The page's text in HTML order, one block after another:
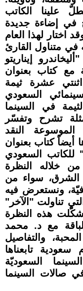
علينا الكاتب
في إضاءة جديدة
اختار لهذا العام
متناول القارئ
إيناريتو
مع كتاب بعنوان
عشرة ثيمة
السعودي
في السينما
أمثلة تشرح وتفسّر
الموسوعة النقد
أيضاً كتاب بعنوان
للكاتب السعودي
خلاله النظرة
الشرق، سواء من
ونستعرض فيه
تناولت "الآخر"
هذه النظرة
مع د. محمد
والتفاصيل
سعودية تابعناها
السعوديّة
في صالات السينما